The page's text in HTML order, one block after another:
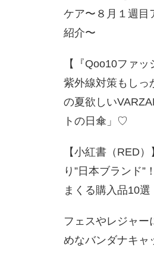
ケア〜８月１週目
紹介〜
【『Qoo10ファッ
紫外線対策もしっ
の夏欲しい
トの日傘」♡
【小紅書（RED
り”日本ブランド”
まくる購入品10選
フェスやレジャー
めなバンダナキャ